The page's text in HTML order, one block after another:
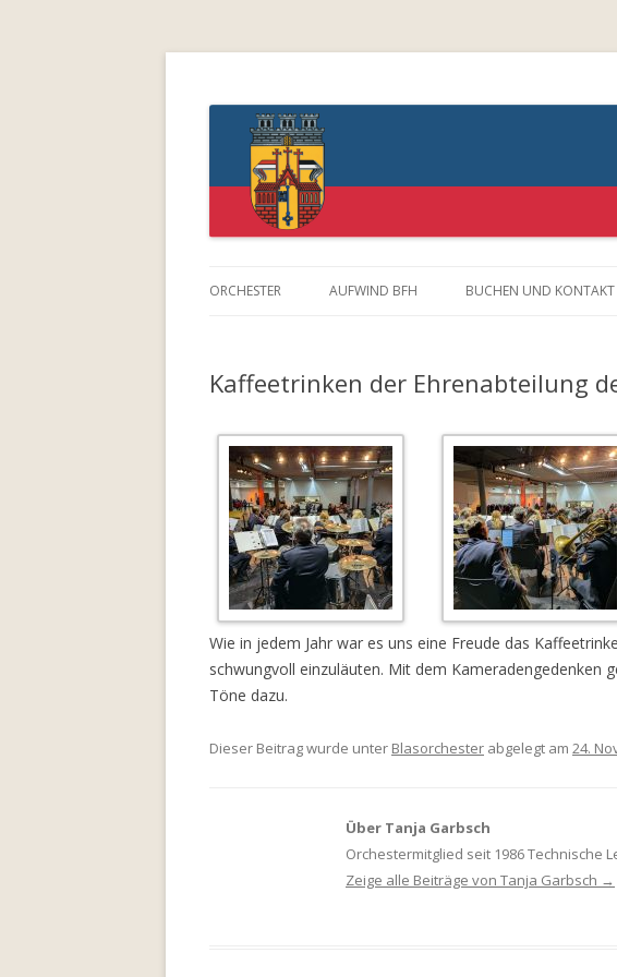
Blasorchester Feuerwehr
ORCHESTER
COMBO DES BFH
AUFWIND BFH BUCHEN UND KONTAKT
Kaffeetrinken der Ehrenabteilung
Wie in jedem Jahr war es uns eine Freude das
schwungvoll einzuläuten. Mit dem Kameradengedenken
Töne dazu.
Dieser Beitrag wurde unter Blasorchester abgelegt am 24.
Über Tanja Garbsch
Orchestermitglied seit 1986 Technische
Zeige alle Beiträge von Tanja Garbsch →